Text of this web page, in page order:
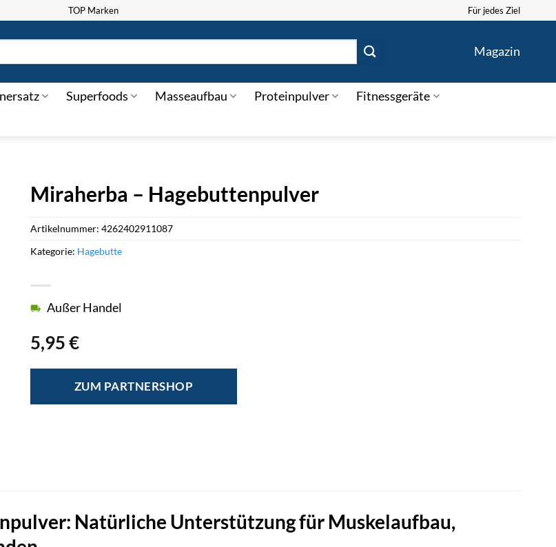
TOP Marken Für jedes Ziel
Magazin
Superfoods Masseaufbau Proteinpulver
Fitnessgeräte
Miraherba – Hagebuttenpulver
5,95€
Außer Handel
ZUM PARTNERSHOP
Artikelnummer:4262402911087
Kategorie: Hagebutte
Natürliche Unterstützung für Muskelaufbau,